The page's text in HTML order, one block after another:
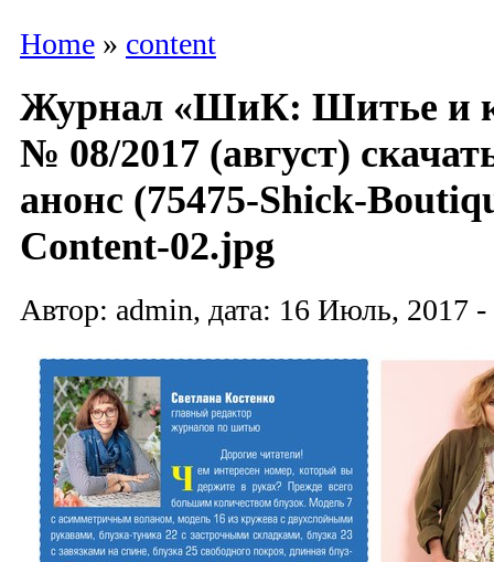
Home » content
Журнал «ШиК: Шитье и
№ 08/2017 (август)
анонс (75475-Shick-
Content-02.jpg
Автор: admin, дата: 16 Июль, 2017 -